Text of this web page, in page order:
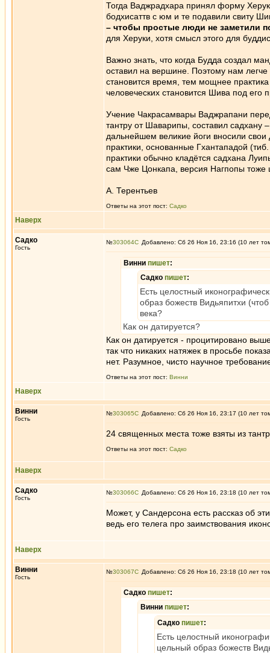
Тогда Ваджрадхара принял форму
бодхисаттв с юм и те подавили свиту
– чтобы простые люди не заметили
для Херуки, хотя смысл этого для
Важно знать, что когда Будда создал
оставил на вершине. Поэтому нам
становится время, тем мощнее
человеческих становится Шива под его
Учение Чакрасамвары Ваджрапани
тантру от Шаварипы, составил садхану
дальнейшем великие йоги вносили
практики, основанные Гхантападой
практики обычно кладётся садхана
сам Чже Цонкапа, версия Нагпопы тоже
А. Терентьев
Ответы на этот пост: Садко
Наверх
Садко
Гость
№303064 Добавлено: Сб 26 Ноя 16, 23:16 (10 лет
Винни пишет:
Садко пишет:
Есть целостный
образ божеств Видьяпитхи
века?
Как он датируется?
Как он датируется - процитировано
так что никаких натяжек в просьбе
нет. Разумное, чисто научное
Ответы на этот пост: Винни
Наверх
Винни
Гость
№303065 Добавлено: Сб 26 Ноя 16, 23:17 (10 лет
24 священных места тоже взяты из
Ответы на этот пост: Садко
Наверх
Садко
Гость
№303066 Добавлено: Сб 26 Ноя 16, 23:18 (10 лет
Может, у Сандерсона есть рассказ об
ведь его телега про заимствования
Наверх
Винни
Гость
№303067 Добавлено: Сб 26 Ноя 16, 23:18 (10 лет
Садко пишет:
Винни пишет:
Садко пишет:
Есть целостный
цельный образ божеств